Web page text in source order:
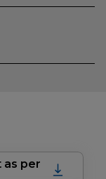
as per